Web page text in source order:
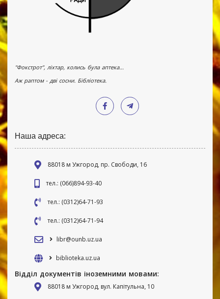
"Фокстрот", ліхтар, колись була аптека...
Аж раптом - дві сосни. Бібліотека.
Наша адреса:
88018 м Ужгород, пр. Свободи, 16
тел.: (066)894-93-40
тел.: (0312)64-71-93
тел.: (0312)64-71-94
libr@ounb.uz.ua
biblioteka.uz.ua
Відділ документів іноземними мовами:
88018 м Ужгород, вул. Капітульна, 10